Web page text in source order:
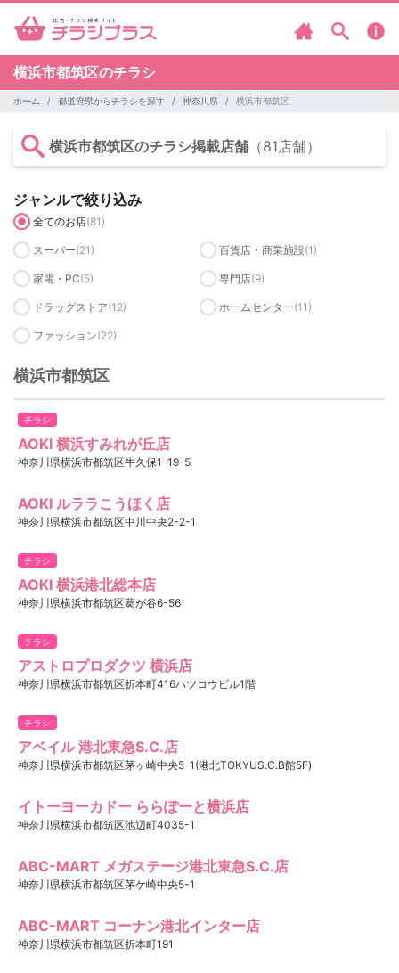
横浜市都筑区のチラシ
ホーム 都道府県からチラシを探す 神奈川県 横浜市都筑区
横浜市都筑区のチラシ掲載店舗 （81店舗）
ジャンルで絞り込み
全てのお店(81)
スーパー(21) 百貨店・商業施設(1)
家電・PC(5) 専門店(9)
ドラッグストア(12) ホームセンター(11)
ファッション(22)
横浜市都筑区
チラシ
AOKI 横浜すみれが丘店
神奈川県横浜市都筑区牛久保1-19-5
AOKI ルララこうほく店
神奈川県横浜市都筑区中川中央2-2-1
チラシ
AOKI 横浜港北総本店
神奈川県横浜市都筑区葛が谷6-56
チラシ
アストロプロダクツ 横浜店
神奈川県横浜市都筑区折本町416ハツコウビル1階
チラシ
アベイル 港北東急S.C.店
神奈川県横浜市都筑区茅ヶ崎中央5-1(港北TOKYUS.C.B館5F)
イトーヨーカドー ららぽーと横浜店
神奈川県横浜市都筑区池辺町4035-1
ABC-MART メガステージ港北東急S.C.店
神奈川県横浜市都筑区茅ケ崎中央5-1
ABC-MART コーナン港北インター店
神奈川県横浜市都筑区折本町191